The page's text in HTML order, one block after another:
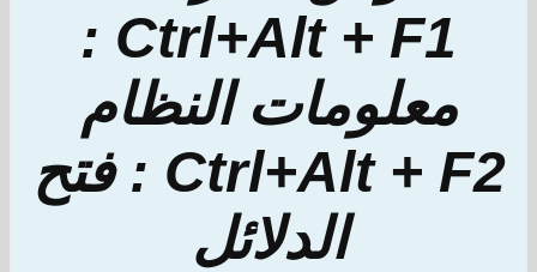
Ctrl+Alt + F1 :
معلومات النظام
Ctrl+Alt + F2 : فتح
الدلائل